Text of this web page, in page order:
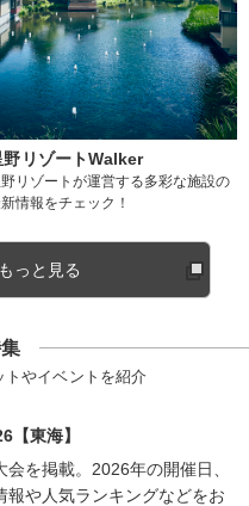
野リゾートWalker
リゾートが運営する多彩な施設の
情報をチェック！
っと見る
やイベントを紹介
【東海】
会を掲載。2026年の開催日、
報や人気ランキングなどをお